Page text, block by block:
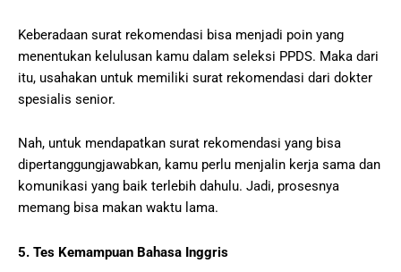
Keberadaan surat rekomendasi bisa menjadi poin yang
menentukan kelulusan kamu dalam seleksi PPDS. Maka dari
itu, usahakan untuk memiliki surat rekomendasi dari dokter
spesialis senior.
Nah, untuk mendapatkan surat rekomendasi yang bisa
dipertanggungjawabkan, kamu perlu menjalin kerja sama dan
komunikasi yang baik terlebih dahulu. Jadi, prosesnya
memang bisa makan waktu lama.
5. Tes Kemampuan Bahasa Inggris